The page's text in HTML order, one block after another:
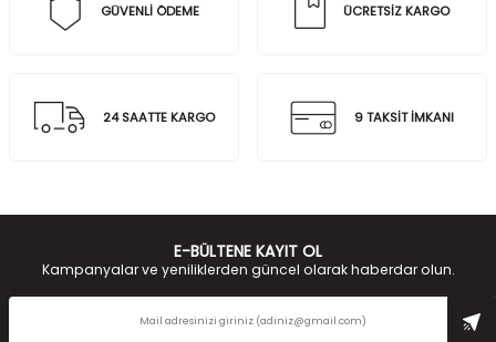
GÜVENLİ ÖDEME ÜCRETSİZ KARGO
24 SAATTE KARGO 9 TAKSİT İMKANI
E-BÜLTENE KAYIT OL
Kampanyalar ve yeniliklerden güncel olarak haberdar olun.